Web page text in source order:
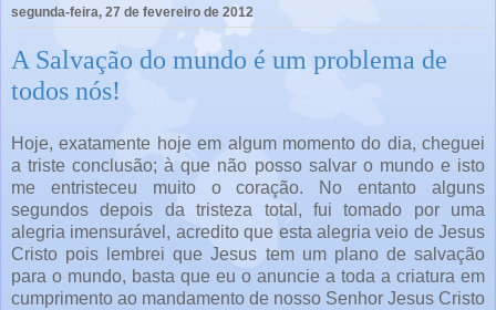
segunda-feira, 27 de fevereiro de 2012
A Salvação do mundo é um problema de
todos nós!
Hoje, exatamente hoje em algum momento do dia, cheguei
a triste conclusão; à que não posso salvar o mundo e isto
me entristeceu muito o coração. No entanto alguns
segundos depois da tristeza total, fui tomado por uma
alegria imensurável, acredito que esta alegria veio de Jesus
Cristo pois lembrei que Jesus tem um plano de salvação
para o mundo, basta que eu o anuncie a toda a criatura em
cumprimento ao mandamento de nosso Senhor Jesus Cristo